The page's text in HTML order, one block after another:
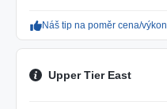
Náš tip na poměr cena/výkon
Upper Tier East